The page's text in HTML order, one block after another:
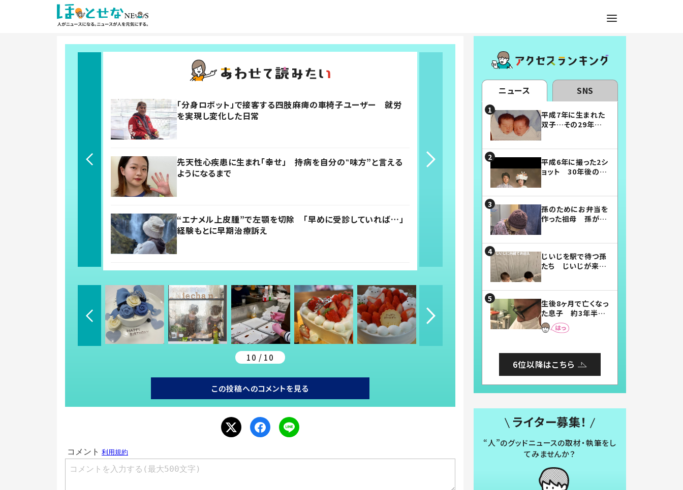
「分身ロボット」で接客する四肢麻痺の車椅子ユーザー 就労
を実現し変化した日常
先天性心疾患に生まれ「幸せ」 持病を自分の‟味方”と言える
ようになるまで
“エナメル上皮腫”で左顎を切除 「早めに受診していれば…」
経験もとに早期治療訴え
10 / 10
この投稿へのコメントを見る
ニュース SNS
平成7年に生まれた
双子…その29年後
平成6年に撮った2シ
ョット 30年後の姿
孫のためにお弁当を
作った祖母 孫が絶
じいじを駅で待つ孫
たち じいじが来た
まらない」「幸せにな
れる」
生後8ヶ月で亡くなっ
た息子 約3年半
後、当時の妻の日記
に書いてあった本音
6位以降はこちら
ライター募集！
“人”のグッドニュースの取材・執筆をし
てみませんか？